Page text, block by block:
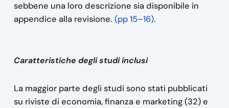
sebbene una loro descrizione sia disponibile in
appendice alla revisione. (pp 15–16).
Caratteristiche degli studi inclusi
La maggior parte degli studi sono stati pubblicati
su riviste di economia, finanza e marketing (32) e